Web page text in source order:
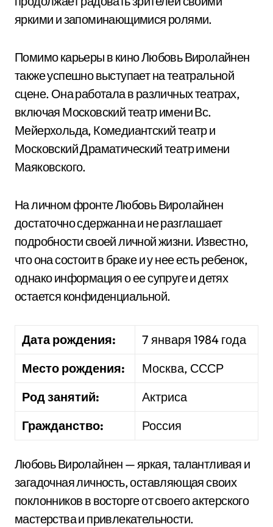
яркими и запоминающимися ролями.
Помимо карьеры в кино Любовь Виролайнен
также успешно выступает на театральной
сцене. Она работала в различных театрах,
включая Московский театр имени Вс.
Мейерхольда, Комедиантский театр и
Московский Драматический театр имени
Маяковского.
На личном фронте Любовь Виролайнен
достаточно сдержанна и не разглашает
подробности своей личной жизни. Известно,
что она состоит в браке и у нее есть ребенок,
однако информация о ее супруге и детях
остается конфиденциальной.
Дата рождения:
7 января 1984 года
Место рождения:
Москва, СССР
Род занятий:
Актриса
Гражданство:
Россия
Любовь Виролайнен — яркая, талантливая и
загадочная личность, оставляющая своих
поклонников в восторге от своего актерского
мастерства и привлекательности.